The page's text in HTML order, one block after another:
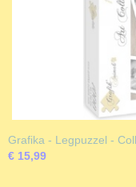
Grafika - Legpuzzel -
€ 15,99